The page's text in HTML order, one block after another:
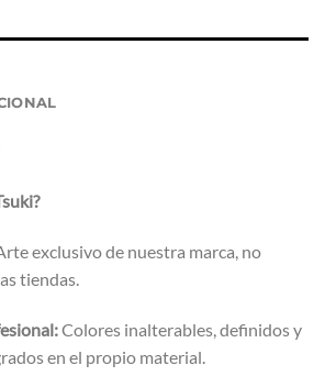
exclusivo de nuestra marca, no
tiendas.
Colores inalterables, definidos y
en el propio material.